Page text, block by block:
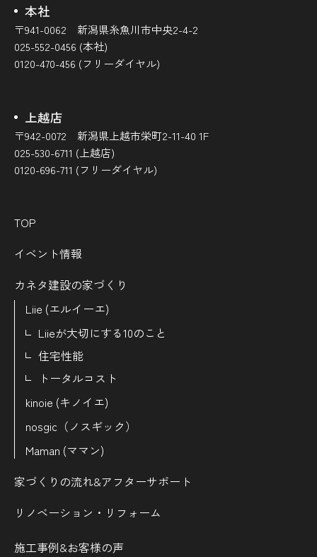
本社
〒941-0062 新潟県糸魚川市中央2-4-2
025-552-0456 (本社)
0120-470-456 (フリーダイヤル)
上越店
〒942-0072 新潟県上越市栄町2-11-40 1F
025-530-6711 (上越店)
0120-696-711 (フリーダイヤル)
TOP
イベント情報
カネタ建設の家づくり
Liie (エルイーエ)
Liieが大切にする10のこと
住宅性能
トータルコスト
kinoie (キノイエ)
nosgic（ノスギック）
Maman (ママン)
家づくりの流れ&アフターサポート
リノベーション・リフォーム
施工事例&お客様の声